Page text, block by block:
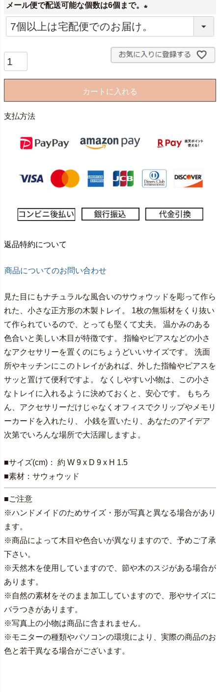
メール便で配送可能な個数は6個まで。
必
須
)
カートに入れる
支払方法
返品特約について
商品についてのお問い合わせ
見た目にもナチュラルな風合いのサウォウッドを彫って作ら
れた、小さな正方形の木製トレイ。 1枚の無垢材をくり抜い
て作られているので、とっても堅くて丈夫。 温かみのある
色合いと美しい木目が特徴です。 指輪やピアスなどの小さ
なアクセサリーを置くのにちょうどいいサイズです。 洗面
所やキッチンにこのトレイがあれば、外した指輪やピアスを
サッと置けて便利ですよ。 なくしやすい小物は、この小さ
なトレイに入れるように決めておくと、安心です。 もちろ
ん、アクセサリーだけじゃなくオフィスでクリップやメモリ
ーカードを入れたり、 小銭を置いたり、あなたのアイデア
次第でいろんな場所で大活躍しますよ。
■サイズ(cm)： 約 W 9 x D 9 x H 1.5
■素材：サウォウッド
■ご注意
※ハンドメイドのためサイズ・形が写真と異なる場合があり
ます。
※商品によって木目や色合いが異なりますので、予めご了承
下さい。
※天然木を使用していますので、節や木のスジがある場合が
あります。
※自然の素材をそのまま加工していますので、形やサイズに
バラつきがあります。
※写真上の小物は商品に含まれません。
※モニターの種類やパソコンの環境により、実際の商品のお
色と若干異なる場合がございます。